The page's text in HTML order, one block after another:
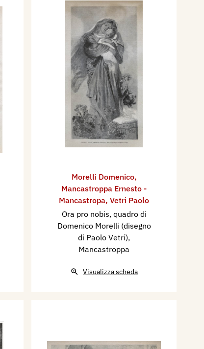
Morelli Domenico,
Mancastroppa Ernesto -
Mancastropa, Vetri Paolo
Ora pro nobis, quadro di
Domenico Morelli (disegno
di Paolo Vetri),
Mancastroppa
Visualizza scheda